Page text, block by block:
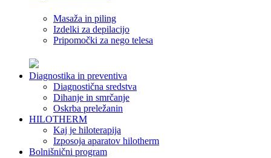
Masaža in piling
Izdelki za depilacijo
Pripomočki za nego telesa
Diagnostika in preventiva
Diagnostična sredstva
Dihanje in smrčanje
Oskrba preležanin
HILOTHERM
Kaj je hiloterapija
Izposoja aparatov hilotherm
Bolnišnični program